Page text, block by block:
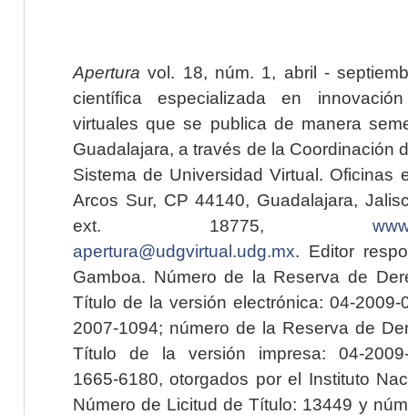
Apertura vol. 18, núm. 1, abril -
científica especializada en
virtuales que se publica de manera
Guadalajara, a través de la Coordinación
Sistema de Universidad Virtual. Oficinas
Arcos Sur, CP 44140, Guadalajara,
ext. 18775,
apertura@udgvirtual.udg.mx. Editor
Gamboa. Número de la Reserva de
Título de la versión electrónica: 04-2009-
2007-1094; número de la Reserva de
Título de la versión impresa: 04-2009-
1665-6180, otorgados por el Instituto
Número de Licitud de Título: 13449 y